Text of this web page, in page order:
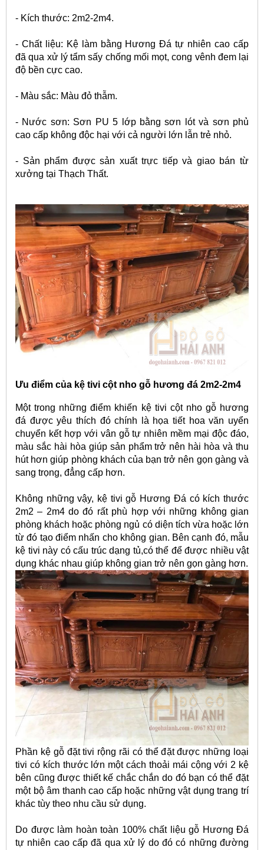
- Kích thước: 2m2-2m4.
- Chất liệu: Kệ làm bằng Hương Đá tự nhiên cao cấp
đã qua xử lý tẩm sấy chống mối mọt, cong vênh đem lại
độ bền cực cao.
- Màu sắc: Màu đỏ thẫm.
- Nước sơn: Sơn PU 5 lớp bằng sơn lót và sơn phủ
cao cấp không độc hại với cả người lớn lẫn trẻ nhỏ.
- Sản phẩm được sản xuất trực tiếp và giao bán từ
xưởng tại Thạch Thất.
Ưu điểm của kệ tivi cột nho gỗ hương đá 2m2-2m4
Một trong những điểm khiến kệ tivi cột nho gỗ hương
đá được yêu thích đó chính là họa tiết hoa văn uyển
chuyển kết hợp với vân gỗ tự nhiên mềm mại độc đáo,
màu sắc hài hòa giúp sản phẩm trở nên hài hòa và thu
hút hơn giúp phòng khách của bạn trở nên gọn gàng và
sang trọng, đẳng cấp hơn.
Không những vậy, kệ tivi gỗ Hương Đá có kích thước
2m2 – 2m4 do đó rất phù hợp với những không gian
phòng khách hoặc phòng ngủ có diện tích vừa hoặc lớn
từ đó tạo điểm nhấn cho không gian. Bên cạnh đó, mẫu
kệ tivi này có cấu trúc dạng tủ,có thể để được nhiều vật
dụng khác nhau giúp không gian trở nên gọn gàng hơn.
Phần kệ gỗ đặt tivi rộng rãi có thể đặt được những loại
tivi có kích thước lớn một cách thoải mái cộng với 2 kệ
bên cũng được thiết kế chắc chắn do đó bạn có thể đặt
một bộ âm thanh cao cấp hoặc những vật dụng trang trí
khác tùy theo nhu cầu sử dụng.
Do được làm hoàn toàn 100% chất liệu gỗ Hương Đá
tự nhiên cao cấp đã qua xử lý do đó có những đường